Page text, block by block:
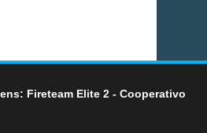
Fireteam Elite 2 - Cooperativo